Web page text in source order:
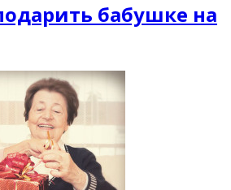
бабушке на